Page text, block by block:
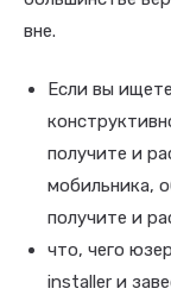
вне.
Если вы
получите и
мобильника,
получите и
что, чего
installer и